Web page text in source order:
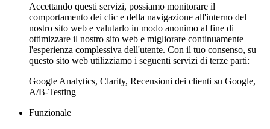
Accettando questi servizi, possiamo monitorare il
comportamento dei clic e della navigazione all'interno del
nostro sito web e valutarlo in modo anonimo al fine di
ottimizzare il nostro sito web e migliorare continuamente
l'esperienza complessiva dell'utente. Con il tuo consenso, su
questo sito web utilizziamo i seguenti servizi di terze parti:
Google Analytics, Clarity, Recensioni dei clienti su Google,
A/B-Testing
Funzionale